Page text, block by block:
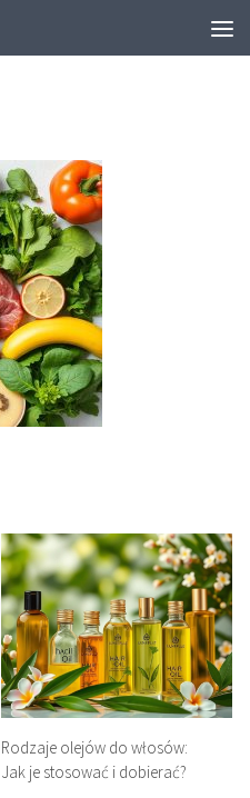
0
Rodzaje olejów do włosów:
Jak je stosować i dobierać?